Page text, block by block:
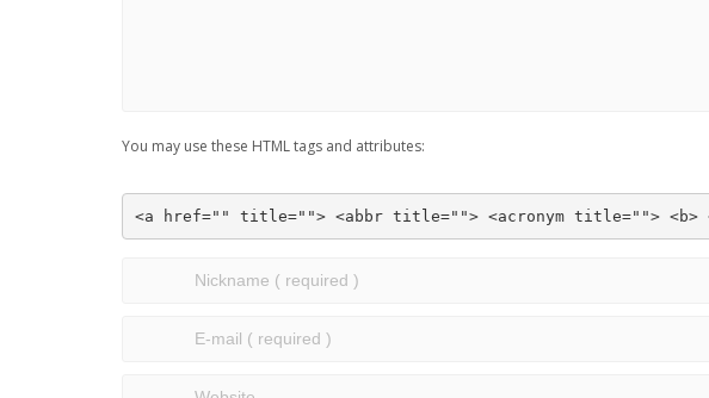
You may use these HTML tags and attributes:
<a href="" title=""> <abbr title=""> <acronym title=""> <b>